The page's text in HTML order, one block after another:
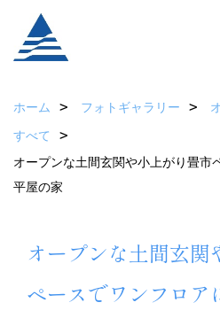
ホーム フォトギャラリー
すべて
オープンな土間玄関や小上がり畳市
平屋の家
オープンな土間玄関
ペースでワンフロア